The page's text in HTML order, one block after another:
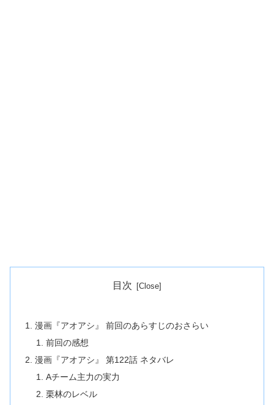
目次
漫画『アオアシ』 前回のあらすじのおさらい
前回の感想
漫画『アオアシ』 第122話 ネタバレ
Aチーム主力の実力
栗林のレベル